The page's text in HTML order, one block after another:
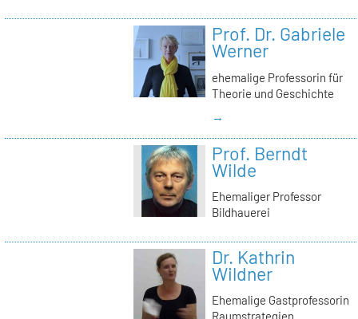
Prof. Dr. Gabriele
Werner
ehemalige Professorin für
Theorie und Geschichte
→
Prof. Berndt
Wilde
Ehemaliger Professor
Bildhauerei
Dr. Kathrin
Wildner
Ehemalige Gastprofessorin
Raumstrategien